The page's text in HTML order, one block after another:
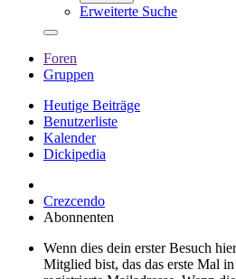
Erweiterte Suche
Foren
Gruppen
Heutige Beiträge
Benutzerliste
Kalender
Dickipedia
Crezcendo
Abonnenten
Wenn dies dein erster Besuch
Mitglied bist, das das erste Mal